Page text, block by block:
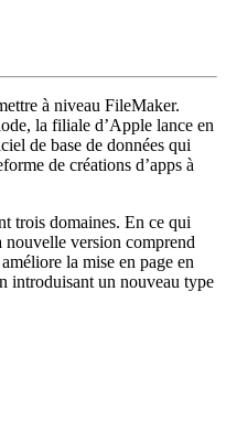
à niveau FileMaker.
la filiale d’Apple lance en
de base de données qui
de créations d’apps à
trois domaines. En ce qui
nouvelle version comprend
la mise en page en
introduisant un nouveau type